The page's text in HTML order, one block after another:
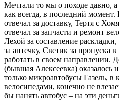
Мечтали то мы о походе давно, а
как всегда, в последний момент.
отвечал за доставку, Тертя с
отвечал за запчасти и ремонт
Лехой за составление
за аптечку, Светик за пропуска
работать в своем направлении.
(бывшая Алексеевка) оказалось
только микроавтобусы Газель,
велосипедами, конечно не
бы нанять автобус – на эти